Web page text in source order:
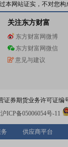
本网站证实，不对您
关注东方财富
东方财富网微博
东方财富网微信
意见与建议
券期货业务许可证编
ICP备05006054号-11
供应商平台